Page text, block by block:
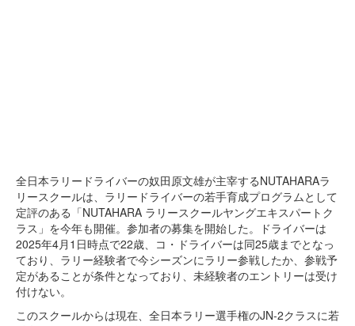
全日本ラリードライバーの奴田原文雄が主宰するNUTAHARAラ
リースクールは、ラリードライバーの若手育成プログラムとして
定評のある「NUTAHARA ラリースクールヤングエキスパートク
ラス」を今年も開催。参加者の募集を開始した。ドライバーは
2025年4月1日時点で22歳、コ・ドライバーは同25歳までとなっ
ており、ラリー経験者で今シーズンにラリー参戦したか、参戦予
定があることが条件となっており、未経験者のエントリーは受け
付けない。
このスクールからは現在、全日本ラリー選手権のJN-2クラスに若